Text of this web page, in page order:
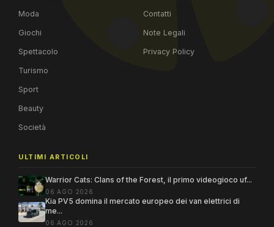
Moda
Giochi
Spettacolo
Turismo
Sport
Beauty
Società
Contatti
Note Legali
Privacy Policy
ULTIMI ARTICOLI
Warrior Cats: Clans of the Forest, il primo videogioco uf...
06 AGO 2026
Kia PV5 domina il mercato europeo dei van elettrici di
me...
06 AGO 2026